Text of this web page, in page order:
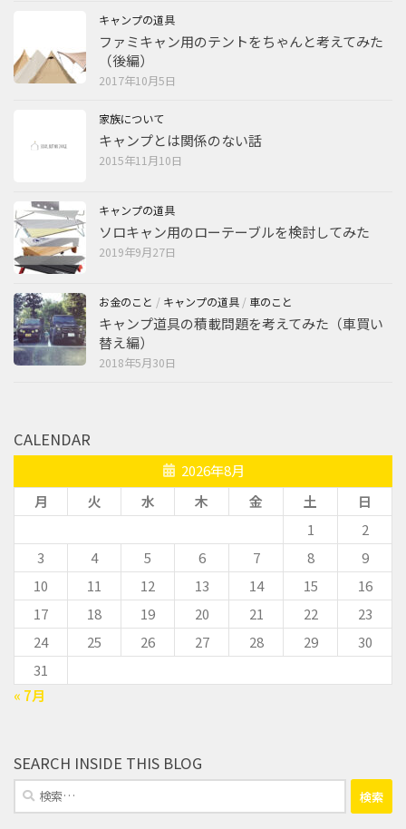
キャンプの道具
ファミキャン用のテントをちゃんと考えてみた
（後編）
2017年10月5日
家族について
キャンプとは関係のない話
2015年11月10日
キャンプの道具
ソロキャン用のローテーブルを検討してみた
2019年9月27日
お金のこと / キャンプの道具 / 車のこと
キャンプ道具の積載問題を考えてみた（車買い
替え編）
2018年5月30日
CALENDAR
2026年8月
月
火 水 木 金 土
日
1
2
3
4 5 6 7 8
9
10
11 12 13 14 15
16
17
18 19 20 21 22
23
24
25 26 27 28 29
30
31
« 7月
SEARCH INSIDE THIS BLOG
検
索: